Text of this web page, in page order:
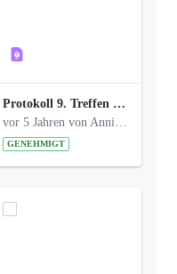
Protokoll 9. Treffen 20150528 AG Bismarckplatz.pdf
vor 5 Jahren von Anni Schlumberger
GENEHMIGT